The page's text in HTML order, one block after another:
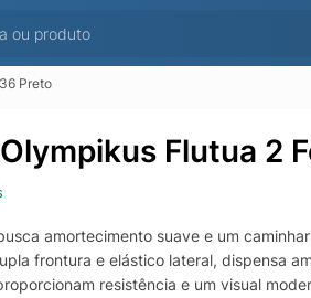
Preto
Flutua 2
amortecimento suave e um
frontura e elástico lateral, dispensa
resistência e um visual